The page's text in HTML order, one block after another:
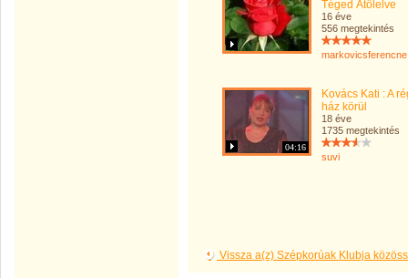
Téged Átölelve
16 éve
556 megtekintés
markovicsferencne
04:16
Kovács Kati : A
ház körül
18 éve
1735 megtekintés
suvi
Vissza a(z) Szépkorúak Klubja